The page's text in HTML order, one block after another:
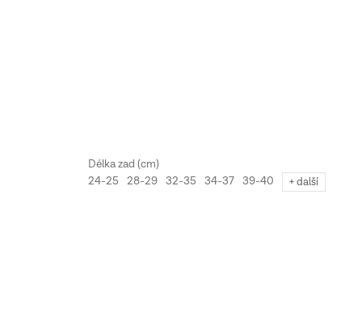
24-25 28-29 32-35 34-37 39-40 + další